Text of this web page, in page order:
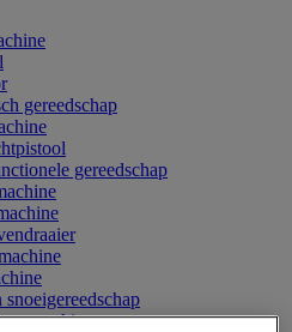
gereedschap
gereedschap